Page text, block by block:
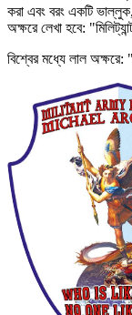
করা এবং বরং একটি
অক্ষরে লেখা হবে:
বিশ্বের মধ্যে লাল